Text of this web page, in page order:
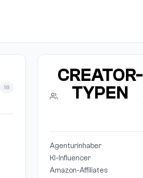
16
CREATOR-
TYPEN
Agenturinhaber
KI-Influencer
Amazon-Affiliates